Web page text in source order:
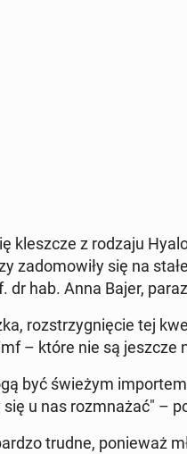
klesz­cze z rodzaju
za­do­mo­wi­ły się na
dr hab. Anna Bajer,
roz­strzy­gnię­cie tej
– które nie są jeszcze
być świeżym
u nas roz­mna­żać" –
trudne, po­nie­waż